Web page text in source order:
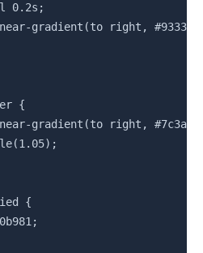
0.2s;
gradient(to right,
{
gradient(to right,
{